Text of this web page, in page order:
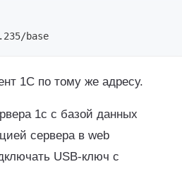
1С по тому же адресу.
1с с базой данных
сервера в web
USB-ключ с